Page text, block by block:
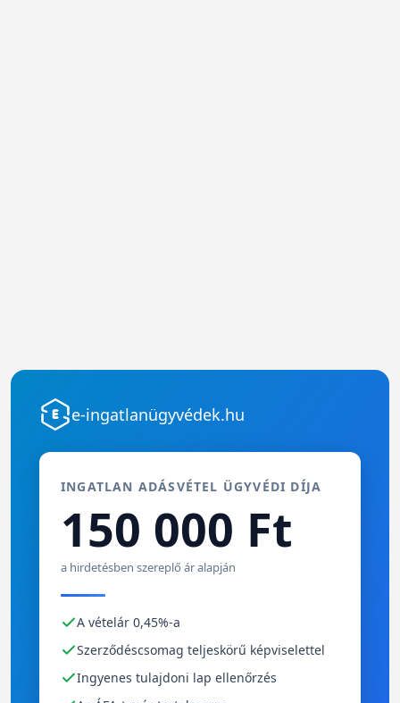
e-ingatlanügyvédek.hu
INGATLAN ADÁSVÉTEL ÜGYVÉDI DÍJA
150 000 Ft
a hirdetésben szereplő ár alapján
A vételár 0,45%-a
Szerződéscsomag teljeskörű képviselettel
Ingyenes tulajdoni lap ellenőrzés